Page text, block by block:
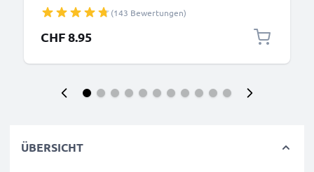
3.5mm Ladegerät 1.4m, Handyladekabel
(143 Bewertungen)
CHF 8.95
ÜBERSICHT